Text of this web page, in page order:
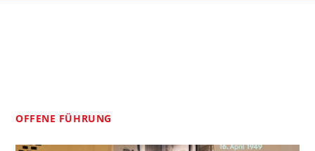
OFFENE FÜHRUNG